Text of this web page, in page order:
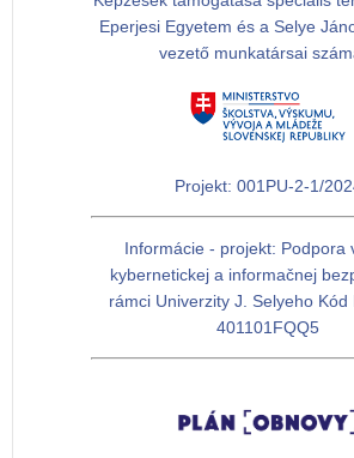
Eperjesi Egyetem és a Selye
vezető munkatársai
Projekt: 001PU-2-1/
Informácie - projekt: Podpora
kybernetickej a informačnej
rámci Univerzity J. Selyeho Kód
401101FQQ5